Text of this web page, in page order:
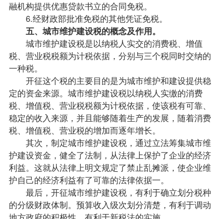
融机构提供优惠贷款书立的合同免税。
6.经财政部批准免税的其他凭证免税。
五、城市维护建设税的概念及作用。
城市维护建设税是以纳税人实交的消费税、增值
税、营业税税额为计税依据，分别与三个税同时交纳的
一种税。
开征这个税的主要目的是为城市维护和建设提供稳
定的资金来源。城市维护建设税以纳税人实缴的消费
税、增值税、营业税税额为计税依据，使该税有可靠、
稳定的收入来源，并且能够随着生产的发展，随着消费
税、增值税、营业税的增加而逐年增长。
其次，制定城市维护建设税，通过立法筹集城市维
护建设资金，健全了法制，从法律上保护了企业的经济
利益。这就从法律上明文规定了禁止乱摊派，使企业维
护自己的经济利益有了可靠的法律依据一。
最后，开征城市维护建设税，有利于确立划分税种
的分级财政体制。预算收入级次划分清楚，有利于调动